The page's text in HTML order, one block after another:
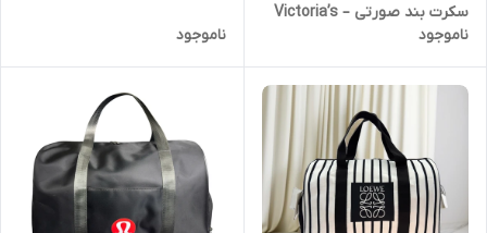
سکرت بند صورتی – Victoria’s
Secret
ناموجود ناموجود